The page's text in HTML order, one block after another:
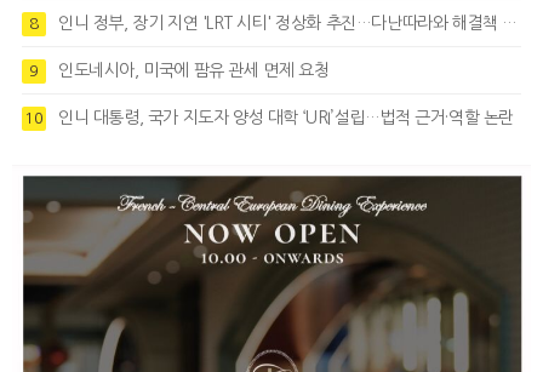
8 인니 정부, 장기 지연 'LRT 시티' 정상화 추진…다난따라와 해결책 모색
9 인도네시아, 미국에 팜유 관세 면제 요청
10 인니 대통령, 국가 지도자 양성 대학 ‘URI’설립…법적 근거·역할 논란